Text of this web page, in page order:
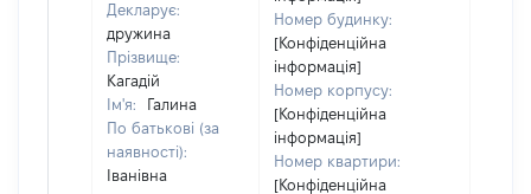
Декларує:
дружина
Прізвище:
Кагадій
Ім'я:
Галина
По батькові (за
наявності):
Іванівна
Номер будинку:
[Конфіденційна
інформація]
Номер корпусу:
[Конфіденційна
інформація]
Номер квартири:
[Конфіденційна